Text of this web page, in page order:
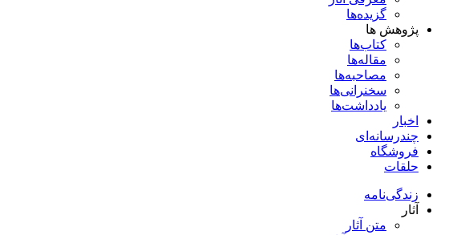
گزیده‌ها
پژوهش ها
کتاب‌ها
مقاله‌ها
مصاحبه‌ها
سخنرانی‌ها
یادداشت‌ها
اخبار
چندرسانه‌ای
فروشگاه
حلقات
زندگی‌نامه
آثار
متن آثار